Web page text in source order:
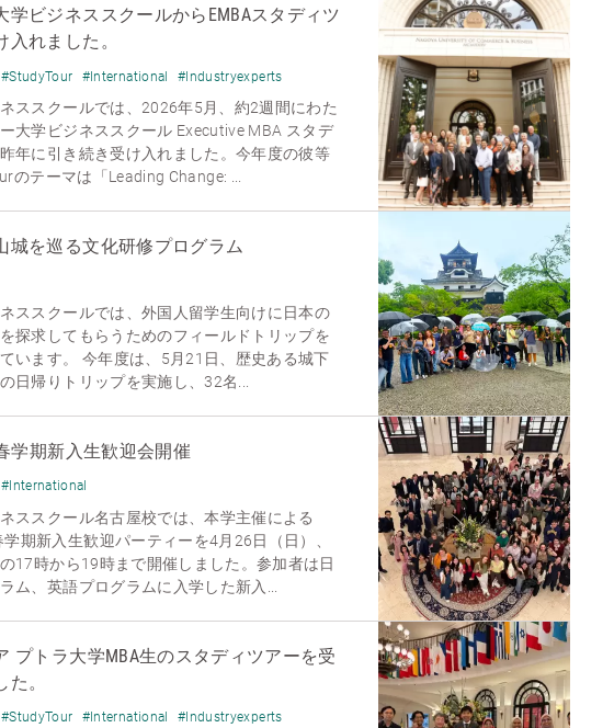
学ビジネススクールからEMBAスタディツ
入れました。
#StudyTour #International #Industryexperts
ススクールでは、2026年5月、約2週間にわた
大学ビジネススクール Executive MBA スタデ
年に引き続き受け入れました。今年度の彼等
のテーマは「Leading Change: ...
城を巡る文化研修プログラム
ススクールでは、外国人留学生向けに日本の
探求してもらうためのフィールドトリップを
います。 今年度は、5月21日、歴史ある城下
日帰りトリップを実施し、32名...
学期新入生歓迎会開催
#International
ススクール名古屋校では、本学主催による
期新入生歓迎パーティーを4月26日（日）、
17時から19時まで開催しました。参加者は日
ム、英語プログラムに入学した新入...
プトラ大学MBA生のスタディツアーを受
。
#StudyTour #International #Industryexperts